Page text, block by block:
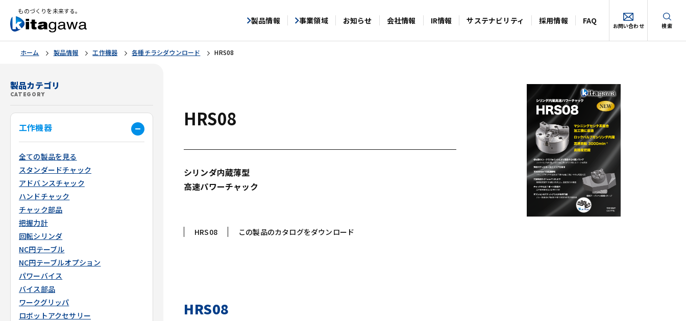
ものづくりを未来する。
製品情報 事業領域 お知らせ 会社情報 IR情報 サステナビリティ 採用情報 FAQ お問い合わせ 検索
ホーム 製品情報 工作機器 各種チラシダウンロード HRS08
製品カテゴリ
CATEGORY
工作機器
全ての製品を見る
スタンダードチャック
アドバンスチャック
ハンドチャック
チャック部品
把握力計
回転シリンダ
NC円テーブル
NC円テーブルオプション
パワーバイス
バイス部品
ワークグリッパ
ロボットアクセサリー
HRS08
シリンダ内蔵薄型
高速パワーチャック
HRS08 この製品のカタログをダウンロード
HRS08